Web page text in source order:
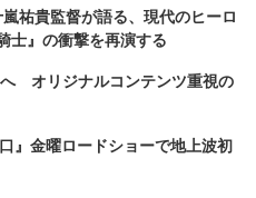
嵐祐貴監督が語る、現代のヒーロ
士』の衝撃を再演する
オリジナルコンテンツ重視の
』金曜ロードショーで地上波初